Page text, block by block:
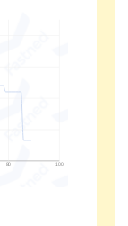
80 100